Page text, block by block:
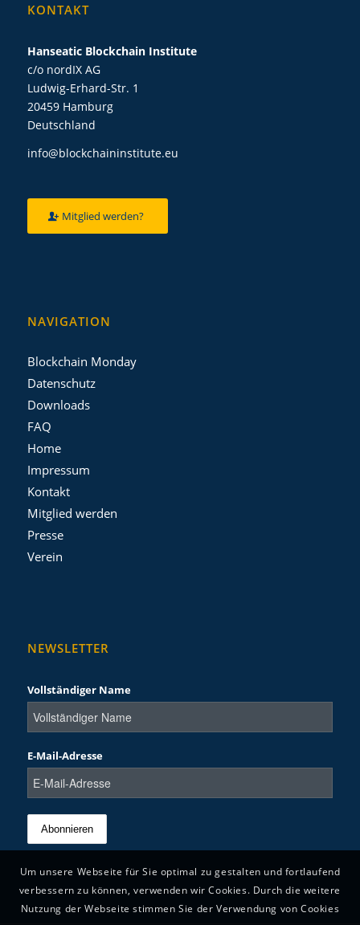
KONTAKT
Hanseatic Blockchain Institute
c/o nordIX AG
Ludwig-Erhard-Str. 1
20459 Hamburg
Deutschland
info@blockchaininstitute.eu
Mitglied werden?
NAVIGATION
Blockchain Monday
Datenschutz
Downloads
FAQ
Home
Impressum
Kontakt
Mitglied werden
Presse
Verein
NEWSLETTER
Vollständiger Name
E-Mail-Adresse
Um unsere Webseite für Sie optimal zu gestalten und fortlaufend
verbessern zu können, verwenden wir Cookies. Durch die weitere
Nutzung der Webseite stimmen Sie der Verwendung von Cookies